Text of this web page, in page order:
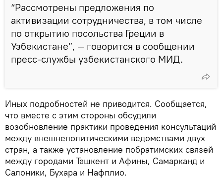
“Рассмотрены предложения по
активизации сотрудничества, в том числе
по открытию посольства Греции в
Узбекистане”, — говорится в сообщении
пресс-службы узбекистанского МИД.
Иных подробностей не приводится. Сообщается,
что вместе с этим стороны обсудили
возобновление практики проведения консультаций
между внешнеполитическими ведомствами двух
стран, а также установление побратимских связей
между городами Ташкент и Афины, Самарканд и
Салоники, Бухара и Нафплио.